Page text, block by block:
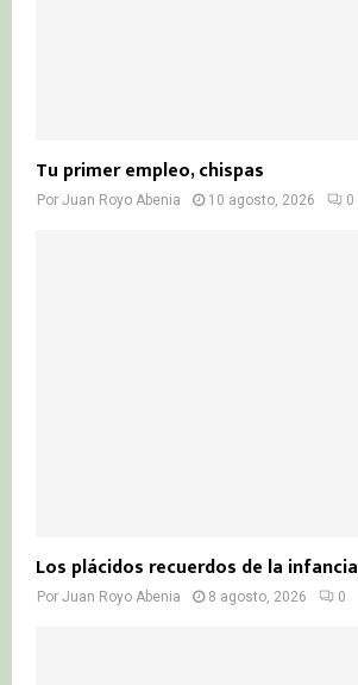
Tu primer empleo, chispas
Por Juan Royo Abenia 10 agosto, 2026 0
Los plácidos recuerdos de la infancia
Por Juan Royo Abenia 8 agosto, 2026 0